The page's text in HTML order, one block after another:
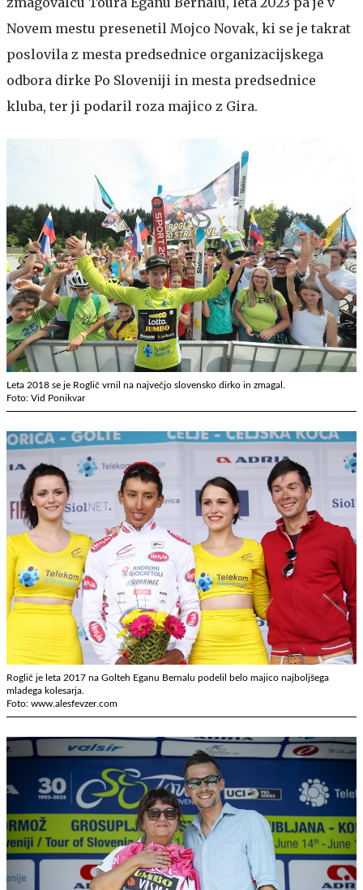
Novem mestu presenetil Mojco Novak, ki se je takrat
poslovila z mesta predsednice organizacijskega
odbora dirke Po Sloveniji in mesta predsednice
kluba, ter ji podaril roza majico z Gira.
Leta 2018 se je Roglič vrnil na največjo slovensko dirko in zmagal.
Foto: Vid Ponikvar
Roglič je leta 2017 na Golteh Eganu Bernalu podelil belo majico najboljšega
mladega kolesarja.
Foto: www.alesfevzer.com